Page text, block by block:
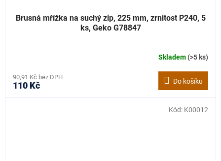
Brusná mřížka na suchý zip, 225 mm, zrnitost P240, 5
ks, Geko G78847
Skladem(>5 ks)
90,91 Kč bez DPH
110 Kč Do košíku
Kód: K00012